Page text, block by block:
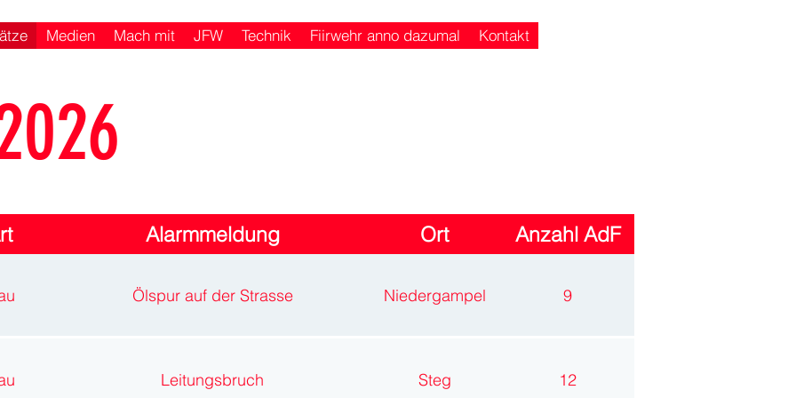
Medien Mach mit JFW Technik Fiirwehr anno dazumal Kontakt
Anzahl AdF
Ort
Alarmmeldung
9
Niedergampel
Ölspur auf der Strasse
12
Steg
Leitungsbruch